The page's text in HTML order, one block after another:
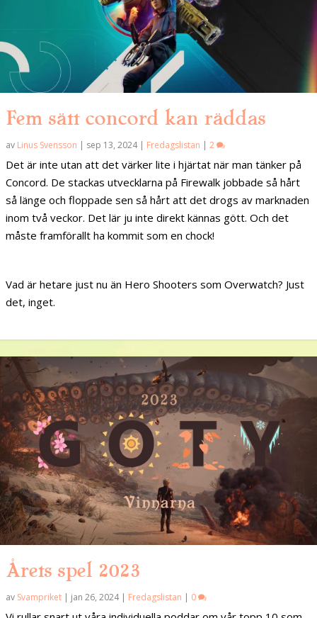
Fem sätt concord kan räddas
av Linus Svensson | sep 13, 2024| Fredagslistan | 2
Det är inte utan att det värker lite i hjärtat när man tänker på
Concord. De stackas utvecklarna på Firewalk jobbade så hårt
så länge och floppade sen så hårt att det drogs av marknaden
inom två veckor. Det lär ju inte direkt kännas gött. Och det
måste framförallt ha kommit som en chock!
Vad är hetare just nu än Hero Shooters som Overwatch? Just
det, inget.
Årets spel 2023
av Svampriket | jan 26, 2024| Fredagslistan | 0